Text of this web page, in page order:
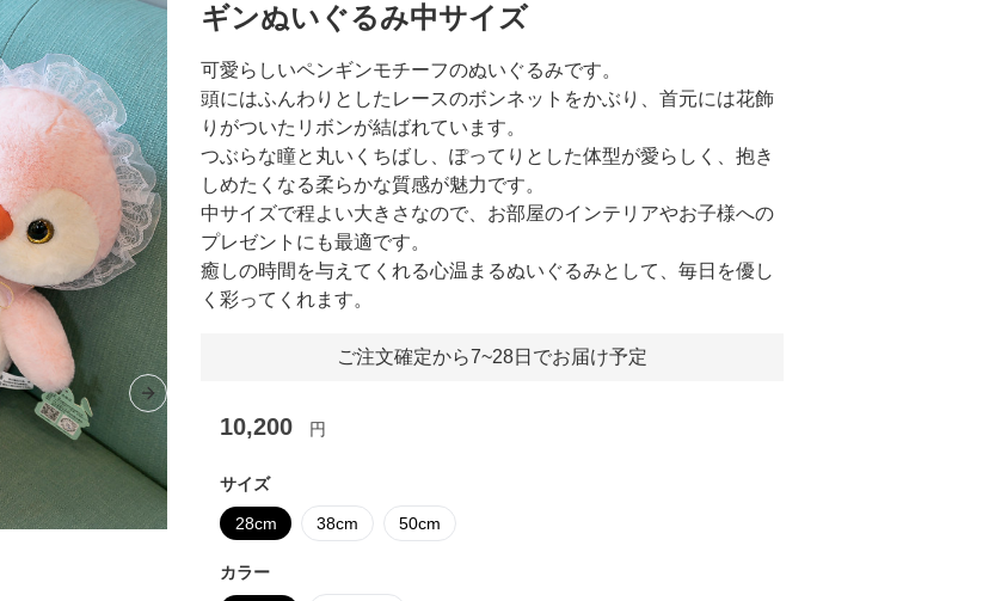
Next slide
ギンぬいぐるみ中サイズ
可愛らしいペンギンモチーフのぬいぐるみです。
頭にはふんわりとしたレースのボンネットをかぶり、首元には花飾
りがついたリボンが結ばれています。
つぶらな瞳と丸いくちばし、ぽってりとした体型が愛らしく、抱き
しめたくなる柔らかな質感が魅力です。
中サイズで程よい大きさなので、お部屋のインテリアやお子様への
プレゼントにも最適です。
癒しの時間を与えてくれる心温まるぬいぐるみとして、毎日を優し
く彩ってくれます。
ご注文確定から7~28日でお届け予定
10,200 円
サイズ
28cm 38cm 50cm
カラー